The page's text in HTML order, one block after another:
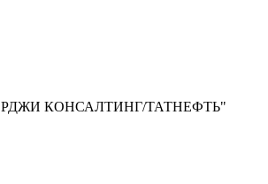
КОНСАЛТИНГ/ТАТНЕФТЬ"